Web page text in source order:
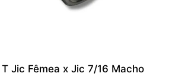
Jic Fêmea x Jic 7/16 Macho